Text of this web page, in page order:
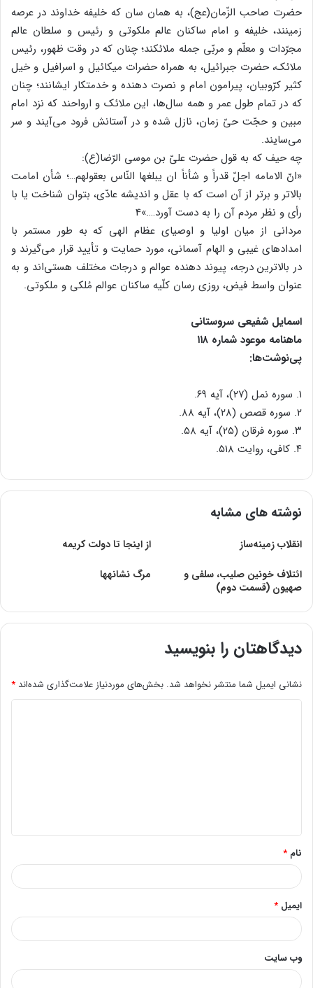
حضرت صاحب الزّمان(عج)، به همان سان که خلیفه خداوند در عرصه
زمینند، خلیفه و امام ساکنان عالم ملکوتی و رئیس و سلطان عالم
مجرّدات و معلّم و مربّی جمله ملائکند؛ چنان که در وقت ظهور، رئیس
ملائک، حضرت جبرائیل، به همراه حضرات میکائیل و اسرافیل و خیل
کثیر کرّوبیان، پیرامون امام و نصرت دهنده و خدمتکار ایشانند؛ چنان
که در تمام طول عمر و همه سال‌ها، این ملائک و ارواحند که نزد امام
مبین و حجّت حیّ زمان، نازل شده و در آستانش فرود می‌آیند و سر
می‌سایند.
چه حیف که به قول حضرت علیّ بن موسی الرّضا(ع):
«انّ الامامه اجلّ قدراً و شأناً ان یبلغها النّاس بعقولهم…؛ شأن امامت
بالاتر و برتر از آن است که با عقل و اندیشه عادّی، بتوان شناخت یا با
رأی و نظر مردم آن را به دست آورد….»4
مردانی از میان اولیا و اوصیای عظام الهی که به طور مستمر با
امدادهای غیبی و الهام آسمانی، مورد حمایت و تأیید قرار می‌گیرند و
در بالاترین درجه، پیوند دهنده عوالم و درجات مختلف هستی‌اند و به
عنوان واسط فیض، روزی رسان کلّیه ساکنان عوالم مُلکی و ملکوتی.
اسمایل شفیعی سروستانی
ماهنامه موعود شماره ۱۱۸
پی‌نوشت‌ها:
۱. سوره نمل (۲۷)، آیه ۶۹.
۲. سوره قصص (۲۸)، آیه ۸۸.
۳. سوره ‌فرقان (۲۵)، آیه ۵۸.
۴. کافی، روایت ۵۱۸.
نوشته های مشابه
انقلاب‌ زمینه‌ساز
از اینجا تا دولت کریمه
ائتلاف خونین صلیب، سلفی و
صهیون (قسمت دوم)
مرگ نشانه‏ها
دیدگاهتان را بنویسید
نشانی ایمیل شما منتشر نخواهد شد. بخش‌های موردنیاز علامت‌گذاری شده‌اند *
*
نام *
ایمیل *
وب‌ سایت